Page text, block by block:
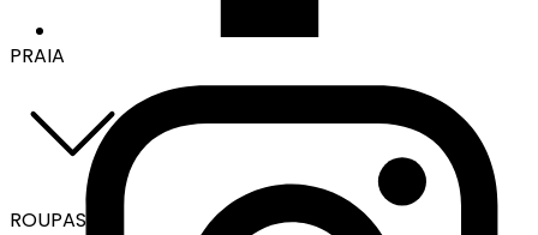
PRAIA
ROUPAS